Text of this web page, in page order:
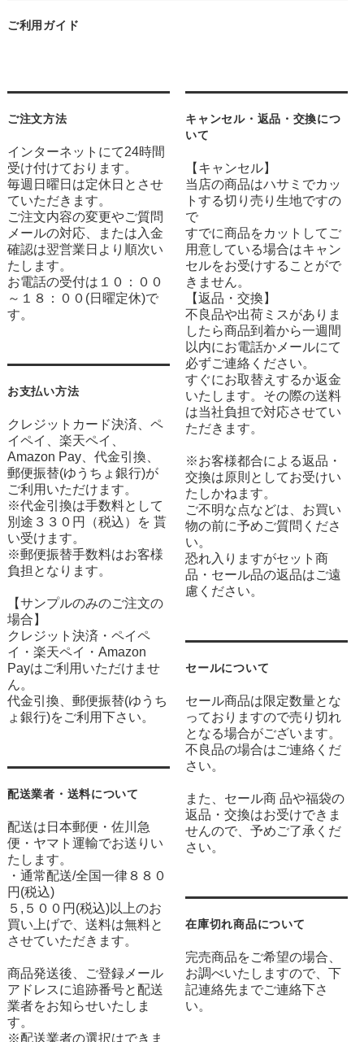
ご利用ガイド
ご注文方法
インターネットにて24時間
受け付けております。
毎週日曜日は定休日とさせ
ていただきます。
ご注文内容の変更やご質問
メールの対応、または入金
確認は翌営業日より順次い
たします。
お電話の受付は１０：００
～１８：００(日曜定休)で
す。
お支払い方法
クレジットカード決済、ペ
イペイ、楽天ペイ、
Amazon Pay、代金引換、
郵便振替(ゆうちょ銀行)が
ご利用いただけます。
※代金引換は手数料として
別途３３０円（税込）を 貰
い受けます。
※郵便振替手数料はお客様
負担となります。
【サンプルのみのご注文の
場合】
クレジット決済・ペイペ
イ・楽天ペイ・Amazon
Payはご利用いただけませ
ん。
代金引換、郵便振替(ゆうち
ょ銀行)をご利用下さい。
配送業者・送料について
配送は日本郵便・佐川急
便・ヤマト運輸でお送りい
たします。
・通常配送/全国一律８８０
円(税込)
５,５００円(税込)以上のお
買い上げで、送料は無料と
させていただきます。
商品発送後、ご登録メール
アドレスに追跡番号と配送
業者をお知らせいたしま
す。
※配送業者の選択はできま
キャンセル・返品・交換につ
いて
【キャンセル】
当店の商品はハサミでカッ
トする切り売り生地ですの
で
すでに商品をカットしてご
用意している場合はキャン
セルをお受けすることがで
きません。
【返品・交換】
不良品や出荷ミスがありま
したら商品到着から一週間
以内にお電話かメールにて
必ずご連絡ください。
すぐにお取替えするか返金
いたします。その際の送料
は当社負担で対応させてい
ただきます。
※お客様都合による返品・
交換は原則としてお受けい
たしかねます。
ご不明な点などは、お買い
物の前に予めご質問くださ
い。
恐れ入りますがセット商
品・セール品の返品はご遠
慮ください。
セールについて
セール商品は限定数量とな
っておりますので売り切れ
となる場合がございます。
不良品の場合はご連絡くだ
さい。
また、セール商 品や福袋の
返品・交換はお受けできま
せんので、予めご了承くだ
さい。
在庫切れ商品について
完売商品をご希望の場合、
お調べいたしますので、下
記連絡先までご連絡下さ
い。